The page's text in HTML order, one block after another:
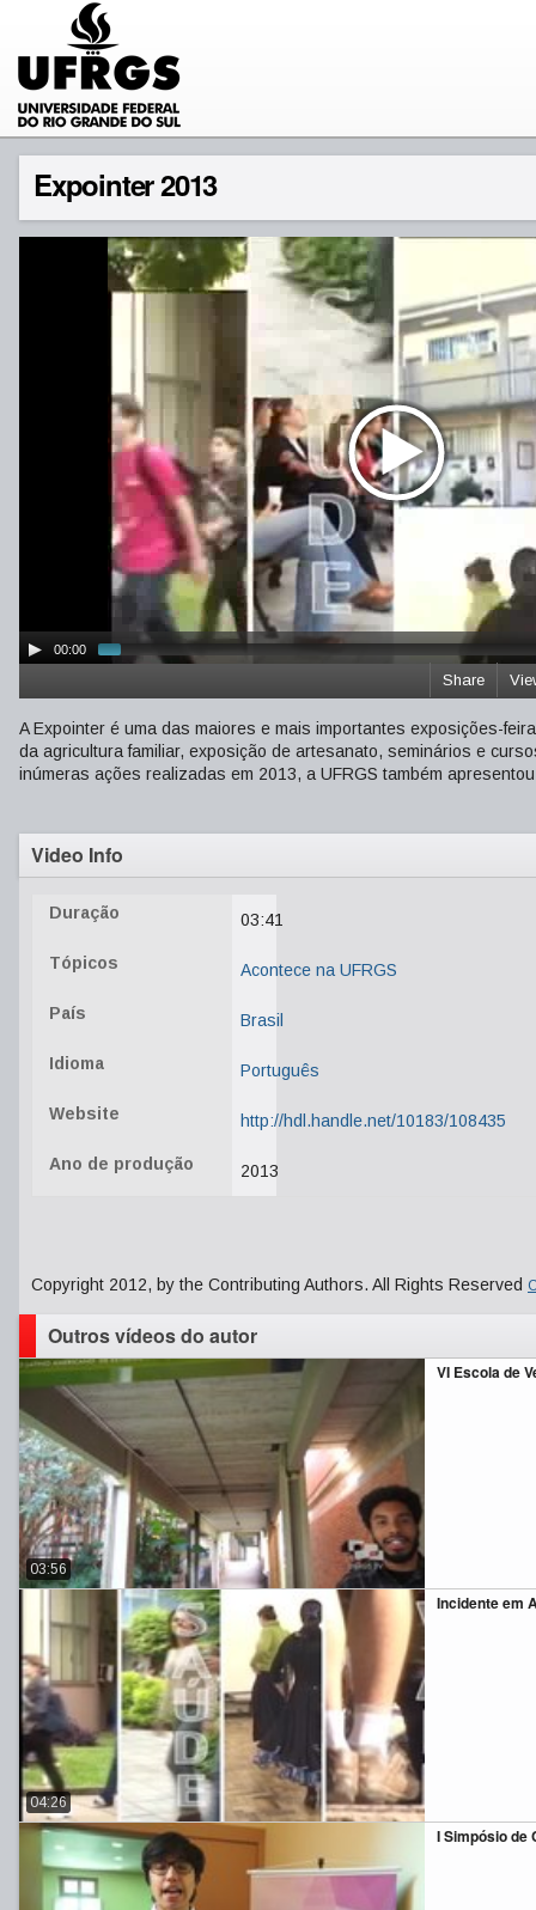
Expointer 2013
00:00
Share
A Expointer é uma das maiores e mais importantes exposições-
da agricultura familiar, exposição de artesanato, seminários e
inúmeras ações realizadas em 2013, a UFRGS também
Video Info
Duração 03:41
Tópicos Acontece na UFRGS
País Brasil
Idioma Português
Website http://hdl.handle.net/10183/108435
Ano de produção 2013
Copyright 2012, by the Contributing Authors. All Rights Reserved
Outros vídeos do autor
VI Escola de
03:56
Incidente em
04:26
I Simpósio de